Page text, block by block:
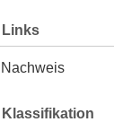
Links
Nachweis
Klassifikation